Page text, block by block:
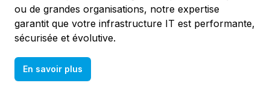
ou de grandes organisations, notre expertise
garantit que votre infrastructure IT est performante,
sécurisée et évolutive.
En savoir plus